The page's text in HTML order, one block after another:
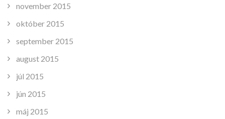
november 2015
október 2015
september 2015
august 2015
júl 2015
jún 2015
máj 2015